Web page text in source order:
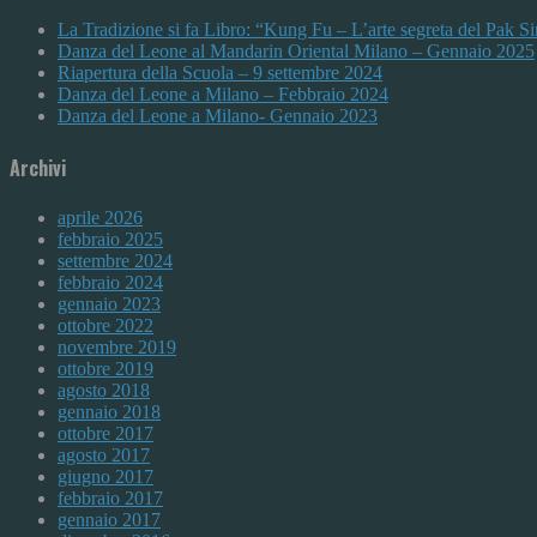
La Tradizione si fa Libro: “Kung Fu – L’arte segreta del Pak
Danza del Leone al Mandarin Oriental Milano – Gennaio 2025
Riapertura della Scuola – 9 settembre 2024
Danza del Leone a Milano – Febbraio 2024
Danza del Leone a Milano- Gennaio 2023
Archivi
aprile 2026
febbraio 2025
settembre 2024
febbraio 2024
gennaio 2023
ottobre 2022
novembre 2019
ottobre 2019
agosto 2018
gennaio 2018
ottobre 2017
agosto 2017
giugno 2017
febbraio 2017
gennaio 2017